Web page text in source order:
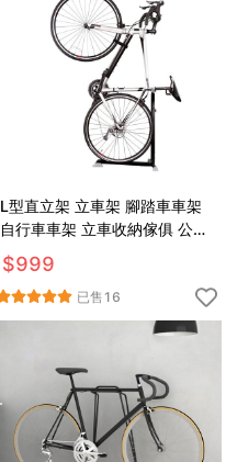
L型直立架 立車架 腳踏車車架
自行車車架 立車收納傢俱 公路
車車架
$999
已售 16